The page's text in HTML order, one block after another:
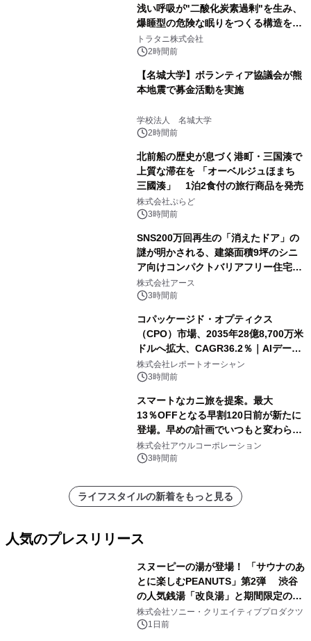
浅い呼吸が"二酸化炭素過剰"を生み、
爆睡型の危険な眠りをつくる構造を解
説
トラタニ株式会社
2時間前
【名城大学】ボランティア協議会が熊
本地震で募金活動を実施
学校法人 名城大学
2時間前
北前船の歴史が息づく港町・三国湊で
上質な滞在を 「オーベルジュほまち
三國湊」 1泊2食付の旅行商品を発売
株式会社ぷらど
3時間前
SNS200万回再生の「消えたドア」の
謎が明かされる、建築面積9坪のシニ
ア向けコンパクトバリアフリー住宅が
誕生
株式会社アース
3時間前
コパッケージド・オプティクス
（CPO）市場、2035年28億8,700万米
ドルへ拡大、CAGR36.2％｜AIデータ
センター・高速光通信需要が成長を加
速
株式会社レポートオーシャン
3時間前
スマートなカニ旅を提案。最大
13％OFFとなる早割120日前が新たに
登場。早めの計画でいつもと変わらぬ
大人の冬旅を。ー夕日ヶ浦温泉「佳松
苑 別邸ふうか」ー
株式会社アウルコーポレーション
3時間前
ライフスタイルの新着をもっと見る
人気のプレスリリース
スヌーピーの湯が登場！ 「サウナのあ
とに楽しむPEANUTS」第2弾 渋谷
の人気銭湯「改良湯」と期間限定のコ
ラボレーション サウナイキタイコラ
ボグッズも発売決定！
株式会社ソニー・クリエイティブプロダクツ
1日前